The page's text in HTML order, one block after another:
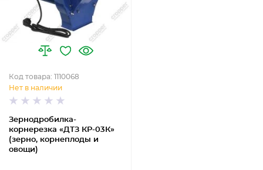
Зернодробилка-
корнерезка «ДТЗ КР-03К»
(зерно, корнеплоды и
овощи)
Код товара: 1110068
Нет в наличии